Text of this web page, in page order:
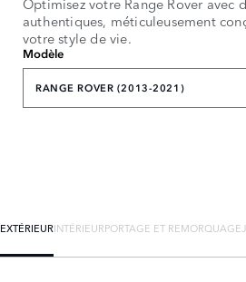
authentiques, méticuleusement
votre style de vie.
Modèle
RANGE ROVER (2013-2021)
EXTÉRIEURINTÉRIEURPORTAGE ET REMORQUAGE